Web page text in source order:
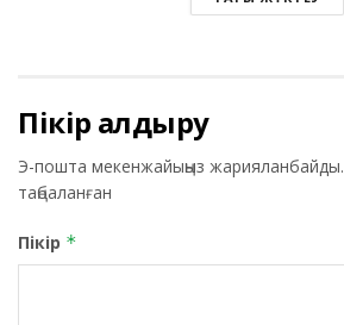
Пікір қалдыру
Э-пошта мекенжайыңыз жарияланбайды.
таңбаланған
Пікір *